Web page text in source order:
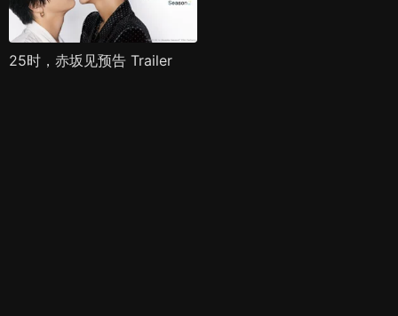
25时，赤坂见预告 Trailer